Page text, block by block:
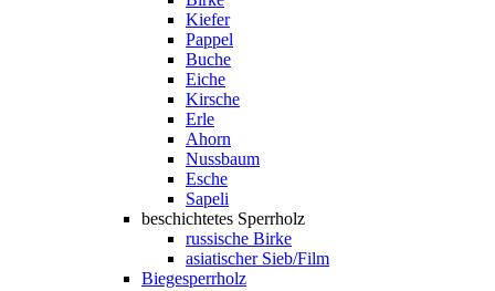
Kiefer
Pappel
Buche
Eiche
Kirsche
Erle
Ahorn
Nussbaum
Esche
Sapeli
beschichtetes Sperrholz
russische Birke
asiatischer Sieb/Film
Biegesperrholz